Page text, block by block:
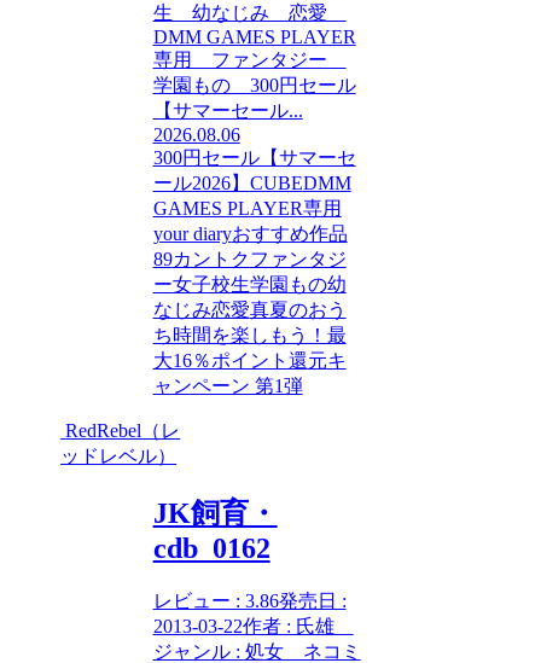
生 幼なじみ 恋愛
DMM GAMES PLAYER
専用 ファンタジー
学園もの 300円セール
【サマーセール...
2026.08.06
300円セール【サマーセ
ール2026】 CUBEDMM
GAMES PLAYER専用
your diaryおすすめ作品
89カントクファンタジ
ー女子校生学園もの幼
なじみ恋愛真夏のおう
ち時間を楽しもう！最
大16％ポイント還元キ
ャンペーン 第1弾
RedRebel（レ
ッドレベル）
JK飼育・
cdb_0162
レビュー : 3.86発売日 :
2013-03-22作者 : 氏雄
ジャンル : 処女 ネコミ